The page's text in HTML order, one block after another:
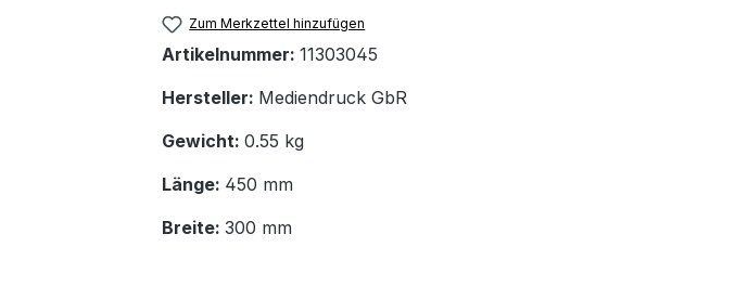
Zum Merkzettel hinzufügen
Artikelnummer: 11303045
Hersteller: Mediendruck GbR
Gewicht: 0.55 kg
Länge: 450 mm
Breite: 300 mm